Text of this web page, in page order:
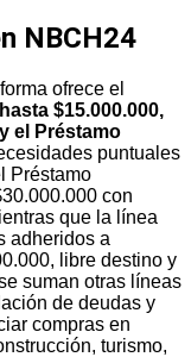
NBCH24
ofrece el
$15.000.000,
el Préstamo
puntuales
Préstamo
con
que la línea
adheridos a
libre destino y
suman otras líneas
de deudas y
compras en
turismo,